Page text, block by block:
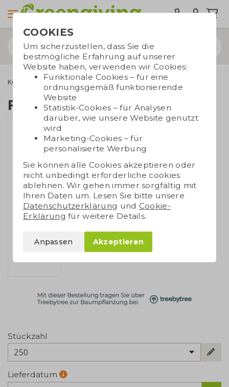
Kugelschreiber Bleistifte FSC Holz Bleistift
FSC Holz Bleistift
Stückzahl
250
Lieferdatum
COOKIES
Um sicherzustellen, dass Sie die
bestmögliche Erfahrung auf unserer
Website haben, verwenden wir Cookies:
Funktionale Cookies – für eine
ordnungsgemäß funktionierende
Website
Statistik-Cookies – für Analysen
darüber, wie unsere Website genutzt
wird
Marketing-Cookies – für
personalisierte Werbung
Sie können alle Cookies akzeptieren oder
nicht unbedingt erforderliche cookies
ablehnen. Wir gehen immer sorgfältig mit
Ihren Daten um. Lesen Sie bitte unsere
Datenschutzerklärung und Cookie-
Erklärung für weitere Details.
Anpassen Akzeptieren